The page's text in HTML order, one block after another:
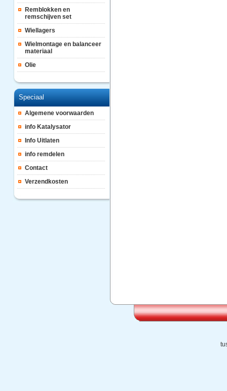
Remblokken en
remschijven set
Wiellagers
Wielmontage en balanceer
materiaal
Olie
Speciaal
Algemene voorwaarden
info Katalysator
Info Uitlaten
info remdelen
Contact
Verzendkosten